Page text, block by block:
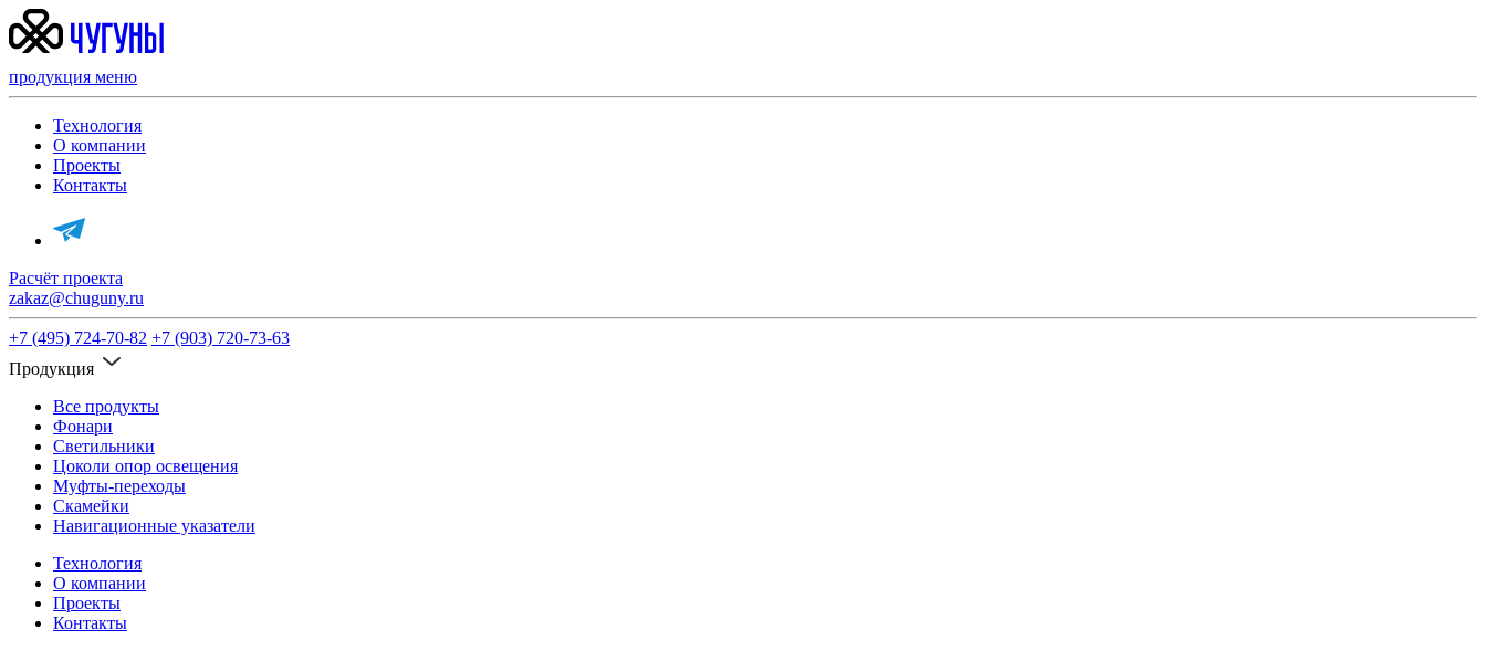
продукция меню
Технология
О компании
Проекты
Контакты
Расчёт проекта
zakaz@chuguny.ru
+7 (495) 724-70-82 +7 (903) 720-73-63
Продукция
Все продукты
Фонари
Светильники
Цоколи опор освещения
Муфты-переходы
Скамейки
Навигационные указатели
Технология
О компании
Проекты
Контакты